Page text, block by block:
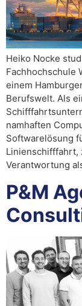
Heiko Nocke
Fachhochschule
einem
Berufswelt. Als
namhaften
Softwarelösung
Linienschifffahrt,
Verantwortung
P&M